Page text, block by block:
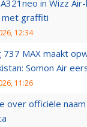
in Wizz
met graffiti
12:34
737 MAX maakt
Somon Air
11:26
over officiële